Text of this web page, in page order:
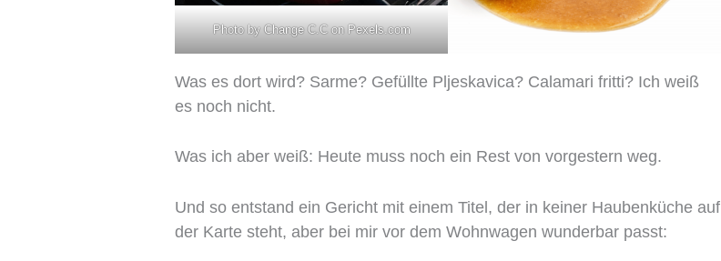
Photo by Change C.C on Pexels.com
Was es dort wird? Sarme? Gefüllte Pljeskavica? Calamari fritti? Ich weiß
es noch nicht.
Was ich aber weiß: Heute muss noch ein Rest von vorgestern weg.
Und so entstand ein Gericht mit einem Titel, der in keiner Haubenküche auf
der Karte steht, aber bei mir vor dem Wohnwagen wunderbar passt: